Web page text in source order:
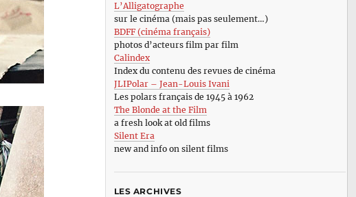
L’Alligatographe
sur le cinéma (mais pas seulement…)
BDFF (cinéma français)
photos d’acteurs film par film
Calindex
Index du contenu des revues de cinéma
JLIPolar – Jean-Louis Ivani
Les polars français de 1945 à 1962
The Blonde at the Film
a fresh look at old films
Silent Era
new and info on silent films
LES ARCHIVES